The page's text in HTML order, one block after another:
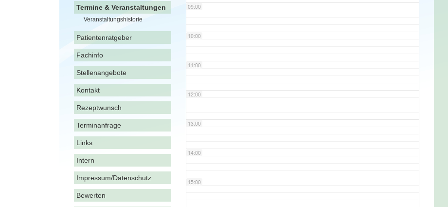
Termine & Veranstaltungen
Veranstaltungshistorie
Patientenratgeber
Fachinfo
Stellenangebote
Kontakt
Rezeptwunsch
Terminanfrage
Links
Intern
Impressum/Datenschutz
Bewerten
09:00
10:00
11:00
12:00
13:00
14:00
15:00